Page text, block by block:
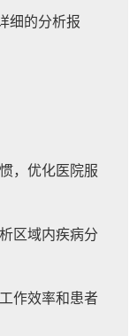
细的分析报
，优化医院服
区域内疾病分
作效率和患者